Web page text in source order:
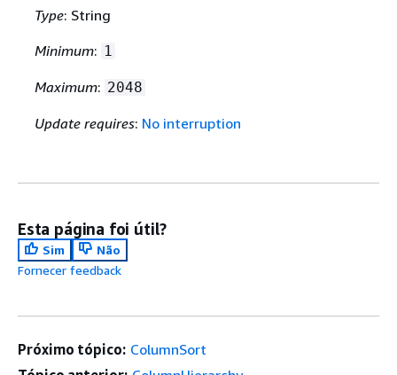
Type: String
Minimum: 1
Maximum: 2048
Update requires: No interruption
Esta página foi útil?
Sim
Não
Fornecer feedback
Próximo tópico: ColumnSort